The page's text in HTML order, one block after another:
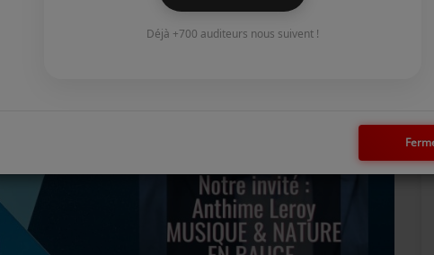
Déjà +700 auditeurs nous suivent !